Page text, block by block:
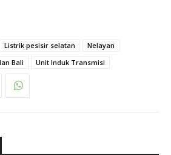
Listrik pesisir selatan
Nelayan
Bali
Unit Induk Transmisi